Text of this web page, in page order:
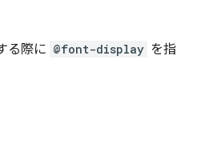
る際に @font-display を指